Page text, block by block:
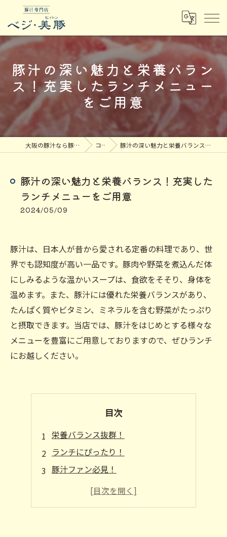
豚汁の深い魅力と栄養バラン
ス！充実したランチメニュー
をご用意
大阪の豚汁なら豚汁専門店ベジ・美豚 コラム 豚汁の深い魅力と栄養バランス！充実したランチメニューをご用意
豚汁の深い魅力と栄養バランス！充実した
ランチメニューをご用意
2024/05/09
豚汁は、日本人が昔から愛される定番の料理であり、世
界でも認知度が高い一品です。豚肉や野菜を煮込んだ体
にしみるような温かいスープは、食欲をそそり、身体を
温めます。また、豚汁には優れた栄養バランスがあり、
たんぱく質やビタミン、ミネラルを含む野菜がたっぷり
と摂取できます。当店では、豚汁をはじめとする様々な
メニューを豊富にご用意しておりますので、ぜひランチ
にお越しください。
目次
栄養バランス抜群！
ランチにぴったり！
豚汁ファン必見！
豚汁で体ポカポカ！